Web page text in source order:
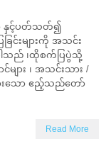
ာ နှင့်ပတ်သတ်၍
င်းများကို အသင်း
သည် ၊ထိုစက်ပြပွဲသို့
ျား ၊ အသင်းသား /
ားသော ဧည့်သည်တော်
Read More